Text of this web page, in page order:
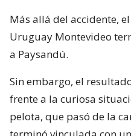
Más allá del accidente,
Uruguay Montevideo
a Paysandú.
Sin embargo, el
frente a la curiosa
pelota, que pasó de la